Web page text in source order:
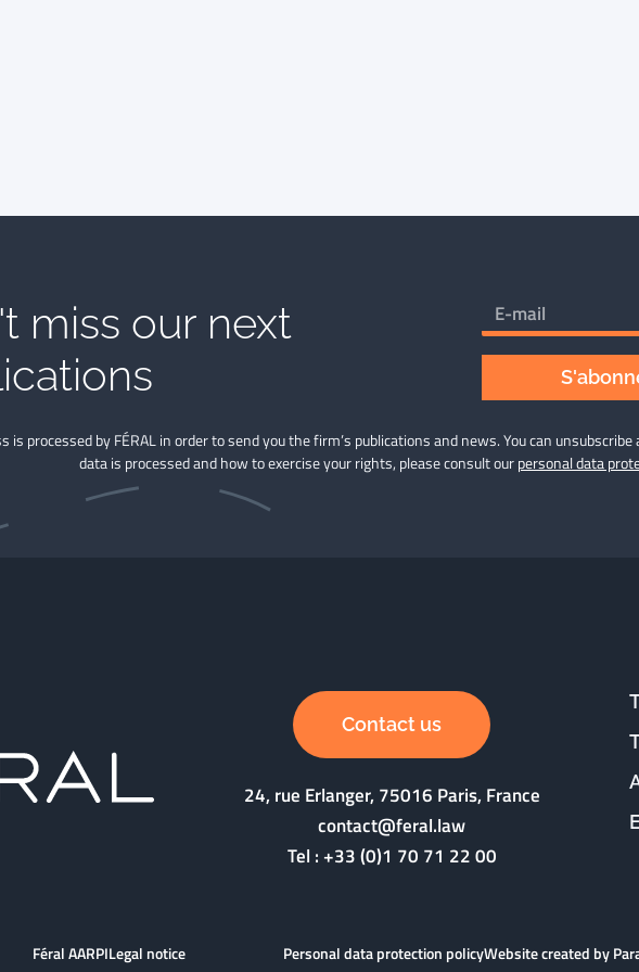
miss our next
is processed by FÉRAL in order to send you the firm’s publications and news. You can
data is processed and how to exercise your rights, please consult ourpersonal data
Contact us
24, rue Erlanger, 75016 Paris, France
contact@feral.law
Tel :+33 (0)1 70 71 22 00
Féral AARPILegal notice Personal data protection policyWebsite created by